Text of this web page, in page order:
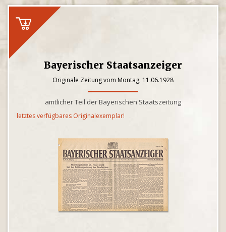
Bayerischer Staatsanzeiger
Originale Zeitung vom Montag, 11.06.1928
amtlicher Teil der Bayerischen Staatszeitung
letztes verfügbares Originalexemplar!